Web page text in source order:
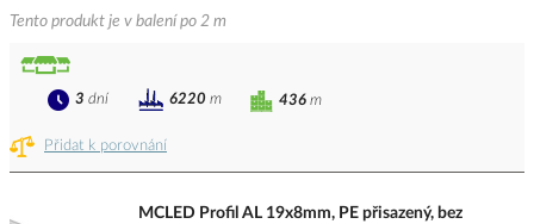
Tento produkt je v balení po 2 m
Přidat k porovnání
436 m
3 dní 6220 m
MCLED Profil AL 19x8mm, PE přisazený, bez